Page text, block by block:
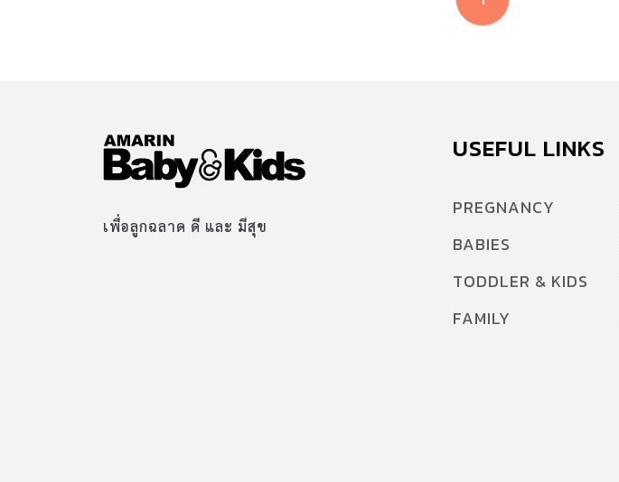
เพื่อลูกฉลาด ดี และ มีสุข
USEFUL LINKS
PREGNANCY
BABIES
TODDLER & KIDS
FAMILY